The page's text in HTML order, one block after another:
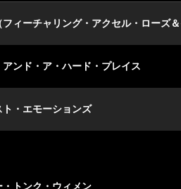
ィーチャリング・アクセル・ローズ＆
ンド・ア・ハード・プレイス
・エモーションズ
・トンク・ウィメン